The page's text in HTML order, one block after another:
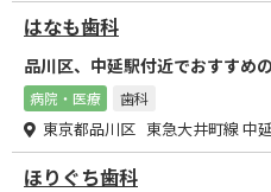
はなも歯科
品川区、中延駅付近でおすすめ
病院・医療 歯科
東京都品川区 東急大井町線 中
ほりぐち歯科